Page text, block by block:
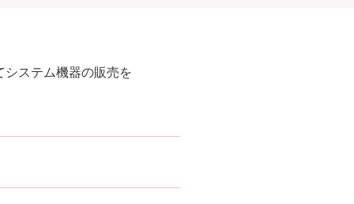
システム機器の販売を